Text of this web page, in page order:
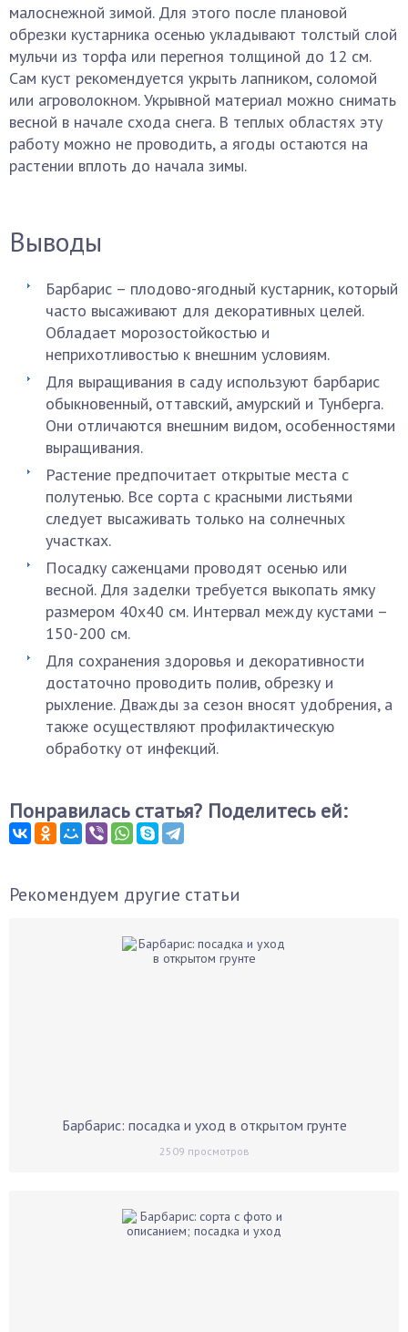
малоснежной зимой. Для этого после плановой
обрезки кустарника осенью укладывают толстый слой
мульчи из торфа или перегноя толщиной до 12 см.
Сам куст рекомендуется укрыть лапником, соломой
или агроволокном. Укрывной материал можно снимать
весной в начале схода снега. В теплых областях эту
работу можно не проводить, а ягоды остаются на
растении вплоть до начала зимы.
Выводы
Барбарис – плодово-ягодный кустарник, который
часто высаживают для декоративных целей.
Обладает морозостойкостью и
неприхотливостью к внешним условиям.
Для выращивания в саду используют барбарис
обыкновенный, оттавский, амурский и Тунберга.
Они отличаются внешним видом, особенностями
выращивания.
Растение предпочитает открытые места с
полутенью. Все сорта с красными листьями
следует высаживать только на солнечных
участках.
Посадку саженцами проводят осенью или
весной. Для заделки требуется выкопать ямку
размером 40х40 см. Интервал между кустами –
150-200 см.
Для сохранения здоровья и декоративности
достаточно проводить полив, обрезку и
рыхление. Дважды за сезон вносят удобрения, а
также осуществляют профилактическую
обработку от инфекций.
Понравилась статья? Поделитесь ей:
Рекомендуем другие статьи
Барбарис: посадка и уход в открытом грунте
2509 просмотров